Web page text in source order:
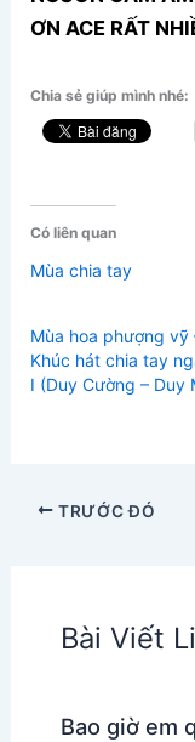
ƠN ACE RẤT
Chia sẻ giúp mình nhé:
Có liên quan
Mùa chia tay
Mùa hoa phượng vỹ
Khúc hát chia tay
I (Duy Cường – Duy
TRƯỚC ĐÓ
Bài Viết
Bao giờ em